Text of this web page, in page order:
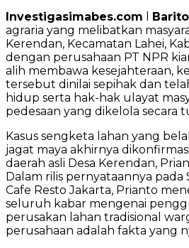
Investigasimabes.com
agraria yang melibatkan
Kerendan, Kecamatan Lahei,
dengan perusahaan PT NPR
alih membawa kesejahteraan,
tersebut dinilai sepihak dan
hidup serta hak-hak ulayat
pedesaan yang dikelola
Kasus sengketa lahan yang
jagat maya akhirnya
daerah asli Desa Kerendan,
Dalam rilis pernyataannya pada
Cafe Resto Jakarta, Prianto
seluruh kabar mengenai
perusakan lahan tradisional
perusahaan adalah fakta yang